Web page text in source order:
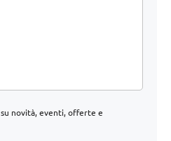
novità, eventi, offerte e